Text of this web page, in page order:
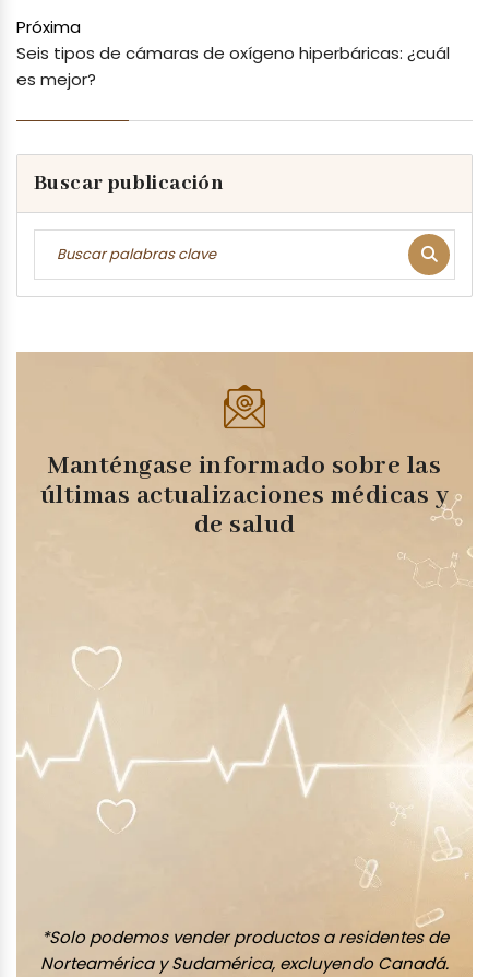
Próxima
Seis tipos de cámaras de oxígeno hiperbáricas: ¿cuál
es mejor?
Buscar publicación
Manténgase informado sobre las
últimas actualizaciones médicas y
de salud
*Solo podemos vender productos a residentes de
Norteamérica y Sudamérica, excluyendo Canadá.